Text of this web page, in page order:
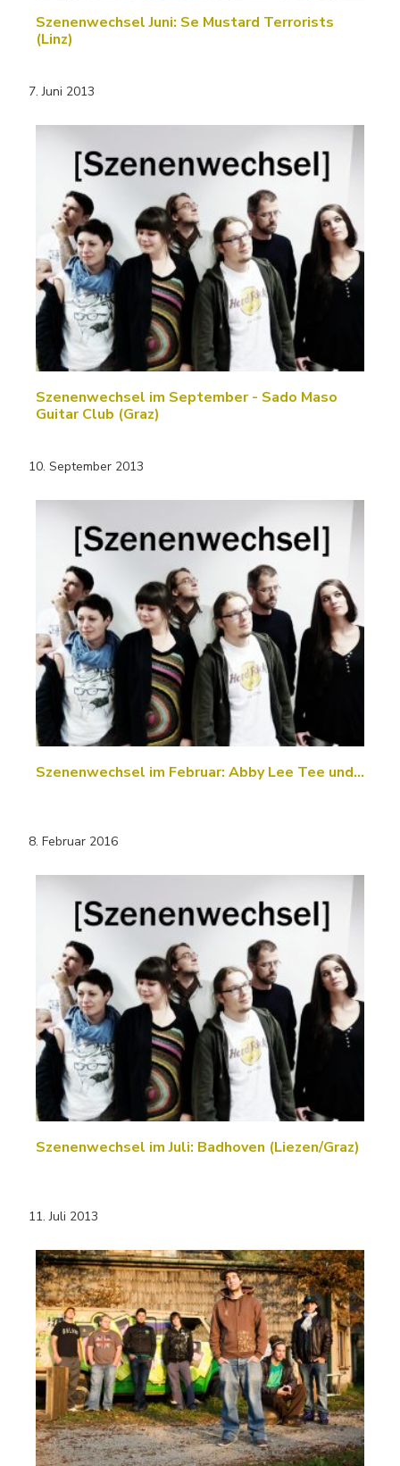
Szenenwechsel Juni: Se Mustard Terrorists
(Linz)
7. Juni 2013
Szenenwechsel im September - Sado Maso
Guitar Club (Graz)
10. September 2013
Szenenwechsel im Februar: Abby Lee Tee und…
8. Februar 2016
Szenenwechsel im Juli: Badhoven (Liezen/Graz)
11. Juli 2013